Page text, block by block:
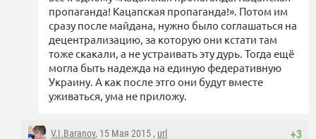
пропаганда! Кацапская пропаганда!». Потом им
сразу после майдана, нужно было соглашаться на
децентрализацию, за которую они кстати там
тоже скакали, а не устраивать эту дурь. Тогда ещё
могла быть надежда на единую федеративную
Украину. А как после этго они будут вместе
уживаться, ума не приложу.
+3
V.I.Baranov, 15 Мая 2015 , url